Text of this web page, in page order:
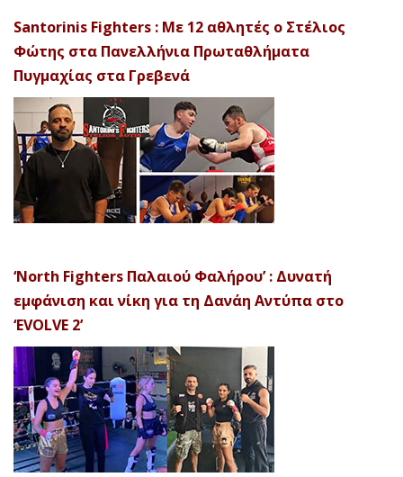
Santorinis Fighters : Με 12 αθλητές ο Στέλιος
Φώτης στα Πανελλήνια Πρωταθλήματα
Πυγμαχίας στα Γρεβενά
‘North Fighters Παλαιού Φαλήρου’ : Δυνατή
εμφάνιση και νίκη για τη Δανάη Αντύπα στο
‘EVOLVE 2’